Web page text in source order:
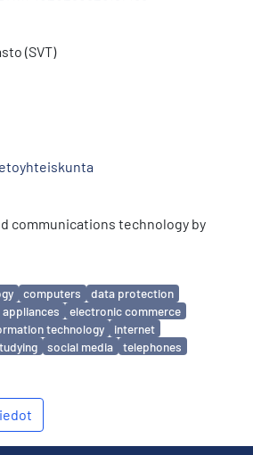
(SVT)
communications technology by
computers
data protection
electronic commerce
technology
internet
social media telephones